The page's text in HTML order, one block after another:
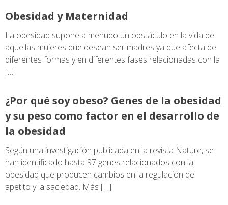
Obesidad y Maternidad
La obesidad supone a menudo un obstáculo en la vida de
aquellas mujeres que desean ser madres ya que afecta de
diferentes formas y en diferentes fases relacionadas con la
[…]
¿Por qué soy obeso? Genes de la obesidad
y su peso como factor en el desarrollo de
la obesidad
Según una investigación publicada en la revista Nature, se
han identificado hasta 97 genes relacionados con la
obesidad que producen cambios en la regulación del
apetito y la saciedad. Más […]